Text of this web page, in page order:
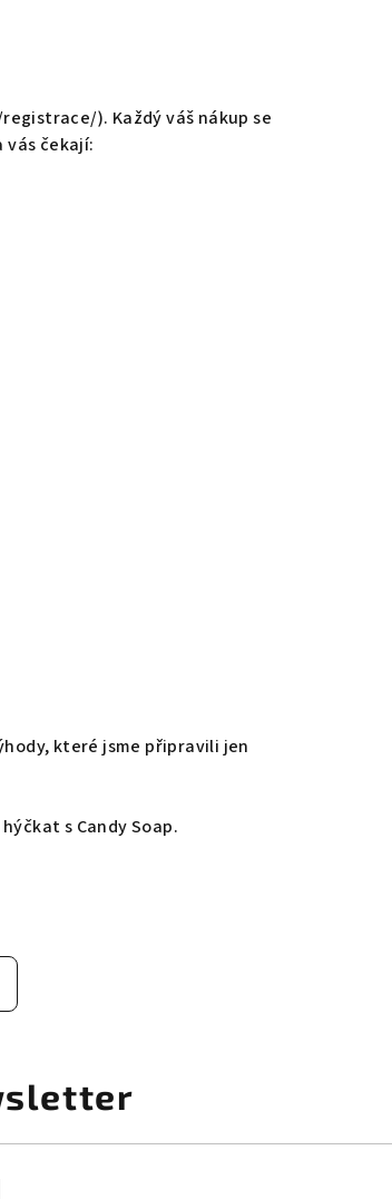
). Každý váš nákup se
vás čekají:
které jsme připravili jen
s Candy Soap.